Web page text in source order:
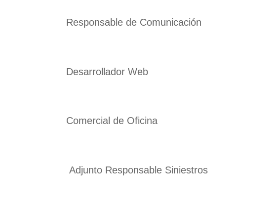
Responsable de Comunicación
Desarrollador Web
Comercial de Oficina
Adjunto Responsable Siniestros